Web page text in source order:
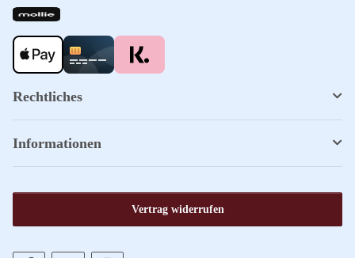
Rechtliches
Informationen
Vertrag widerrufen